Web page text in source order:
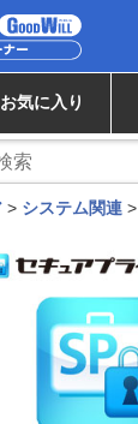
お気に入り
> システム関連 >